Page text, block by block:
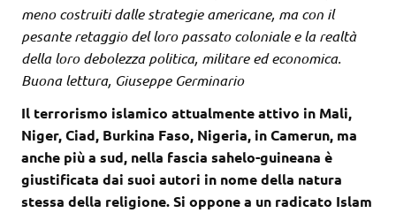
meno costruiti dalle strategie americane, ma con il
pesante retaggio del loro passato coloniale e la realtà
della loro debolezza politica, militare ed economica.
Buona lettura, Giuseppe Germinario
Il terrorismo islamico attualmente attivo in Mali,
Niger, Ciad, Burkina Faso, Nigeria, in Camerun, ma
anche più a sud, nella fascia sahelo-guineana è
giustificata dai suoi autori in nome della natura
stessa della religione. Si oppone a un radicato Islam